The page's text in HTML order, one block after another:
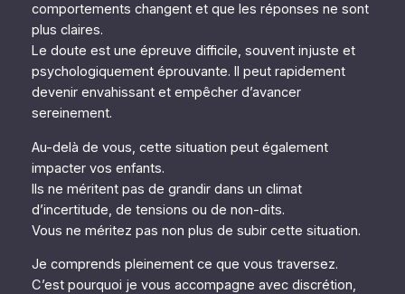
comportements changent et que les réponses ne sont
plus claires.
Le doute est une épreuve difficile, souvent injuste et
psychologiquement éprouvante. Il peut rapidement
devenir envahissant et empêcher d’avancer
sereinement.
Au-delà de vous, cette situation peut également
impacter vos enfants.
Ils ne méritent pas de grandir dans un climat
d’incertitude, de tensions ou de non-dits.
Vous ne méritez pas non plus de subir cette situation.
Je comprends pleinement ce que vous traversez.
C’est pourquoi je vous accompagne avec discrétion,